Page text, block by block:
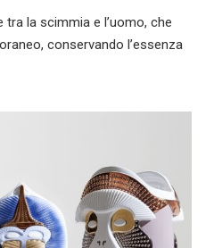
la scimmia e l’uomo, che
conservando l’essenza